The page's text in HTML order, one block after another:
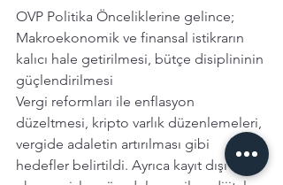
OVP Politika Önceliklerine gelince;
Makroekonomik ve finansal istikrarın
kalıcı hale getirilmesi, bütçe disiplininin
güçlendirilmesi
Vergi reformları ile enflasyon
düzeltmesi, kripto varlık düzenlemeleri,
vergide adaletin artırılması gibi
hedefler belirtildi. Ayrıca kayıt dışı